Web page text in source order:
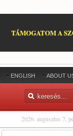
TÁMOGATOM A
ENGLISH ABOUT
2026. augusztus 7,